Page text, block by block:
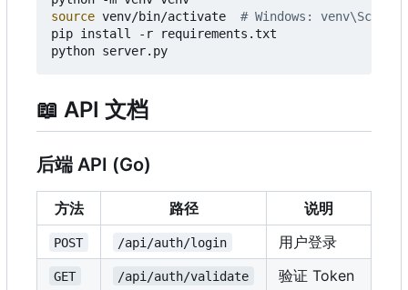
source venv/bin/activate # Windows:
pip install -r requirements.txt
📖 API 文档
后端 API (Go)
方法 路径 说明
POST /api/auth/login 用户登录
GET /api/auth/validate 验证 Token